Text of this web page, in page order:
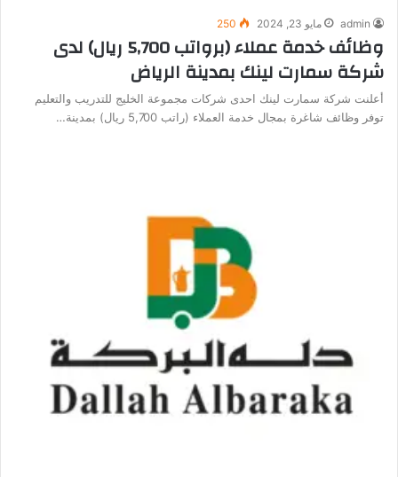
admin مايو 23, 2024 250
وظائف خدمة عملاء (برواتب 5,700 ريال) لدى
شركة سمارت لينك بمدينة الرياض
أعلنت شركة سمارت لينك احدى شركات مجموعة الخليج للتدريب والتعليم
توفر وظائف شاغرة بمجال خدمة العملاء (راتب 5,700 ريال) بمدينة…